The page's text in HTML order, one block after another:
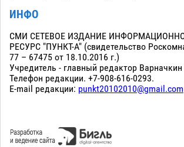
ИНФО
СМИ СЕТЕВОЕ ИЗДАНИЕ
РЕСУРС "ПУНКТ-А" (свидетельство
77 – 67475 от 18.10.2016 г.)
Учредитель - главный редактор
Телефон редакции. +7-908-616-0293.
E-mail редакции: punkt20102010@gmail.com